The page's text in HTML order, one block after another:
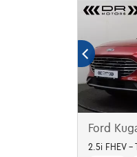
Ford
2.5i FHEV -